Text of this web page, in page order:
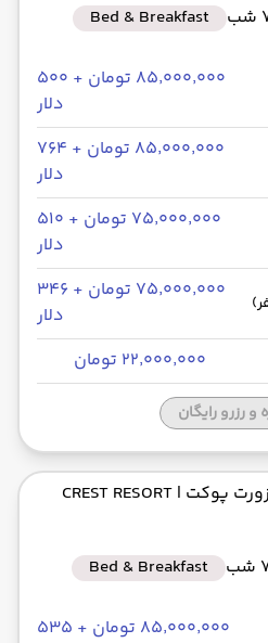
Bed & Breakfast
۸۵٬۰۰۰٬۰۰۰ تومان + ۵۰۰
دلار
۸۵٬۰۰۰٬۰۰۰ تومان + ۷۶۴
دلار
۷۵٬۰۰۰٬۰۰۰ تومان + ۵۱۰
دلار
۷۵٬۰۰۰٬۰۰۰ تومان + ۳۴۶
دلار
۲۲٬۰۰۰٬۰۰۰ تومان
و رزرو رایگان
پوکت | CREST RESORT
Bed & Breakfast
۸۵٬۰۰۰٬۰۰۰ تومان + ۵۳۵